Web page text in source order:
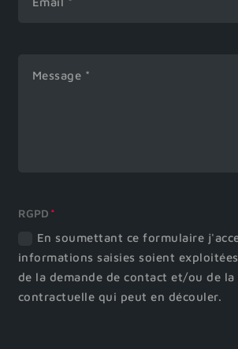
RGPD
En soumettant ce formulaire
informations saisies soient
de la demande de contact et/ou de
contractuelle qui peut en découler.